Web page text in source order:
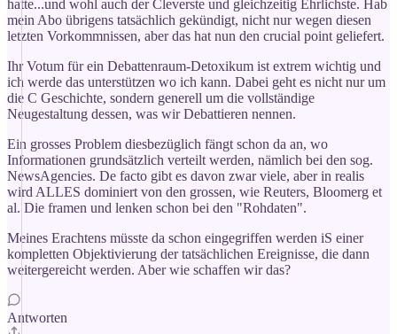
hatte...und wohl auch der Cleverste und gleichzeitig Ehrlichste. Hab
mein Abo übrigens tatsächlich gekündigt, nicht nur wegen diesen
letzten Vorkommnissen, aber das hat nun den crucial point geliefert.
Ihr Votum für ein Debattenraum-Detoxikum ist extrem wichtig und
ich werde das unterstützen wo ich kann. Dabei geht es nicht nur um
die C Geschichte, sondern generell um die vollständige
Neugestaltung dessen, was wir Debattieren nennen.
Ein grosses Problem diesbezüglich fängt schon da an, wo
Informationen grundsätzlich verteilt werden, nämlich bei den sog.
NewsAgencies. De facto gibt es davon zwar viele, aber in realis
wird ALLES dominiert von den grossen, wie Reuters, Bloomerg et
al. Die framen und lenken schon bei den "Rohdaten".
Meines Erachtens müsste da schon eingegriffen werden iS einer
kompletten Objektivierung der tatsächlichen Ereignisse, die dann
weitergereicht werden. Aber wie schaffen wir das?
Antworten